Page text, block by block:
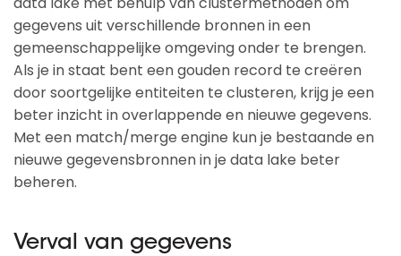
gegevens uit verschillende bronnen in een
gemeenschappelijke omgeving onder te brengen.
Als je in staat bent een gouden record te creëren
door soortgelijke entiteiten te clusteren, krijg je een
beter inzicht in overlappende en nieuwe gegevens.
Met een match/merge engine kun je bestaande en
nieuwe gegevensbronnen in je data lake beter
beheren.
Verval van gegevens